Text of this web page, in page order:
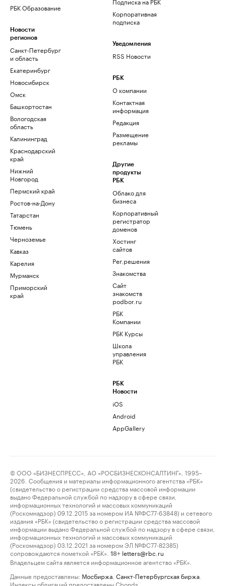
РБК Образование
Новости
регионов
Санкт-Петербург
и область
Екатеринбург
Новосибирск
Омск
Башкортостан
Вологодская
область
Калининград
Краснодарский
край
Нижний
Новгород
Пермский край
Ростов-на-Дону
Татарстан
Тюмень
Черноземье
Кавказ
Карелия
Мурманск
Приморский
край
Корпоративная
подписка
Уведомления
RSS Новости
РБК
О компании
Контактная
информация
Редакция
Размещение
рекламы
Другие
продукты
РБК
Облако для
бизнеса
Корпоративный
регистратор
доменов
Хостинг
сайтов
Рег.решения
Знакомства
Сайт
знакомств
podbor.ru
РБК
Компании
РБК Курсы
Школа
управления
РБК
РБК
Новости
iOS
Android
AppGallery
© ООО «БИЗНЕСПРЕСС», АО «РОСБИЗНЕСКОНСАЛТИНГ», 1995–
2026. Сообщения и материалы информационного агентства «РБК»
(свидетельство о регистрации средства массовой информации
выдано Федеральной службой по надзору в сфере связи,
информационных технологий и массовых коммуникаций
(Роскомнадзор) 09.12.2015 за номером ИА №ФС77-63848) и сетевого
издания «РБК» (свидетельство о регистрации средства массовой
информации выдано Федеральной службой по надзору в сфере связи,
информационных технологий и массовых коммуникаций
(Роскомнадзор) 03.12.2021 за номером ЭЛ №ФС77-82385)
сопровождаются пометкой «РБК».
18+ letters@rbc.ru
Владельцем сайта является информационное агентство «РБК».
Данные предоставлены: Мосбиржа Санкт-Петербургская биржа
Индексы облигаций предоставлены Cbonds.